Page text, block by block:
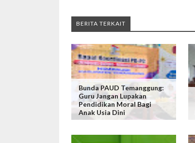
BERITA TERKAIT
Bunda PAUD Temanggung:
Guru Jangan Lupakan
Pendidikan Moral Bagi
Anak Usia Dini